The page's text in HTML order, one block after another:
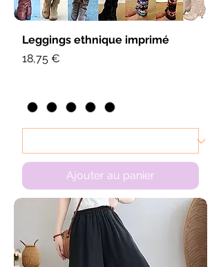
Leggings ethnique imprimé
Prix
18,75 €
Ajouter au panier